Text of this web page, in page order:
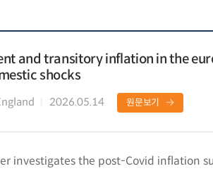
and transitory inflation in the
shocks
2026.05.14 원문보기
investigates the post-Covid inflation